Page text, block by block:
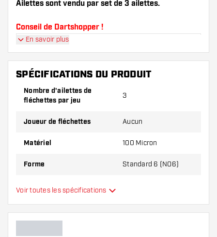
Ailettes sont vendu par set de 3 ailettes.
Conseil de Dartshopper !
et de tiges. Ils peuvent être endommagés ou
cassés à l'usage.
Essayez une forme, un matériau ou une
la variante qui vous convient le mieux !
En savoir plus
SPÉCIFICATIONS DU PRODUIT
Nombre d'ailettes de
fléchettes par jeu
3
Joueur de fléchettes Aucun
Matériel 100 Micron
Forme Standard 6 (NO6)
Type
Flexibilité
Voir toutes les spécifications